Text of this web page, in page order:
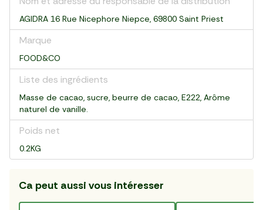
AGIDRA 16 Rue Nicephore Niepce, 69800 Saint Priest
Marque
FOOD&CO
Liste des ingrédients
Masse de cacao, sucre, beurre de cacao, E222, Arôme
naturel de vanille.
Poids net
0.2KG
Ca peut aussi vous intéresser